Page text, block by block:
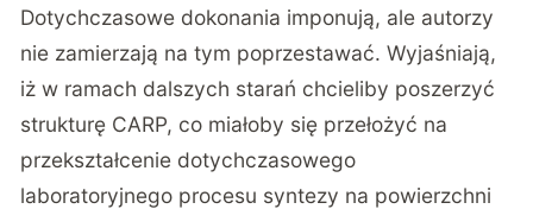
Dotychczasowe dokonania imponują, ale autorzy
nie zamierzają na tym poprzestawać. Wyjaśniają,
iż w ramach dalszych starań chcieliby poszerzyć
strukturę CARP, co miałoby się przełożyć na
przekształcenie dotychczasowego
laboratoryjnego procesu syntezy na powierzchni